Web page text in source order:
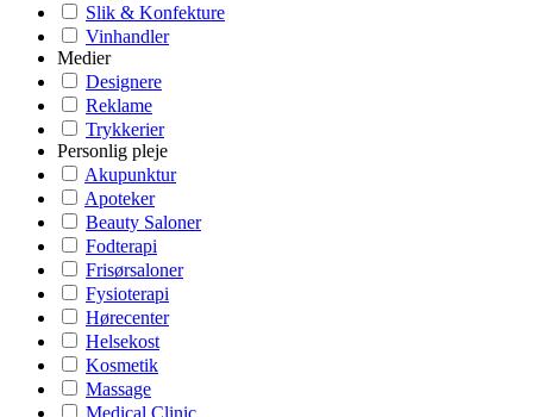
Slik & Konfekture
Vinhandler
Medier
Designere
Reklame
Trykkerier
Personlig pleje
Akupunktur
Apoteker
Beauty Saloner
Fodterapi
Frisørsaloner
Fysioterapi
Hørecenter
Helsekost
Kosmetik
Massage
Medical Clinic